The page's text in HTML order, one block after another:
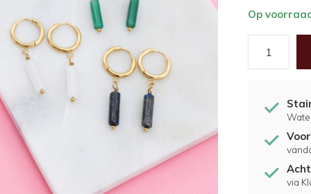
Op
via